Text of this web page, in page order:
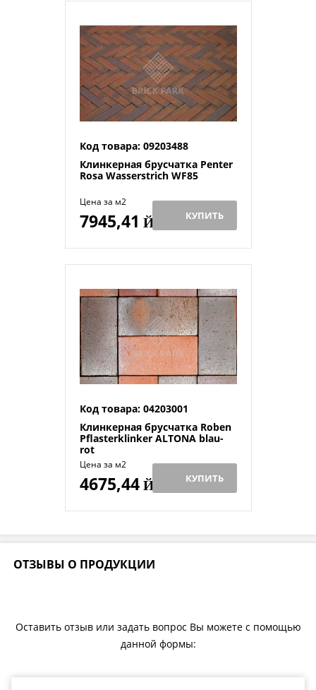
Код товара: 09203488
Клинкерная брусчатка Penter
Rosa Wasserstrich WF85
Цена за м2
7945,41 Й КУПИТЬ
Код товара: 04203001
Клинкерная брусчатка Roben
Pflasterklinker ALTONA blau-
rot
Цена за м2
4675,44Й КУПИТЬ
ОТЗЫВЫ О ПРОДУКЦИИ
Оставить отзыв или задать вопрос Вы можете с помощью
данной формы: